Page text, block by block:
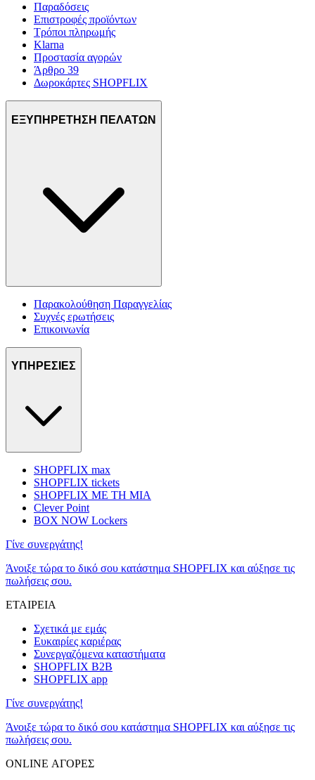
Παραδόσεις
Επιστροφές προϊόντων
Τρόποι πληρωμής
Klarna
Προστασία αγορών
Άρθρο 39
Δωροκάρτες SHOPFLIX
ΕΞΥΠΗΡΕΤΗΣΗ ΠΕΛΑΤΩΝ
Παρακολούθηση Παραγγελίας
Συχνές ερωτήσεις
Επικοινωνία
ΥΠΗΡΕΣΙΕΣ
SHOPFLIX max
SHOPFLIX tickets
SHOPFLIX ΜΕ ΤΗ ΜΙΑ
Clever Point
BOX NOW Lockers
Γίνε συνεργάτης!
Άνοιξε τώρα το δικό σου κατάστημα SHOPFLIX και αύξησε τις
πωλήσεις σου.
ΕΤΑΙΡΕΙΑ
Σχετικά με εμάς
Ευκαιρίες καριέρας
Συνεργαζόμενα καταστήματα
SHOPFLIX B2B
SHOPFLIX app
Γίνε συνεργάτης!
Άνοιξε τώρα το δικό σου κατάστημα SHOPFLIX και αύξησε τις
πωλήσεις σου.
ONLINE ΑΓΟΡΕΣ